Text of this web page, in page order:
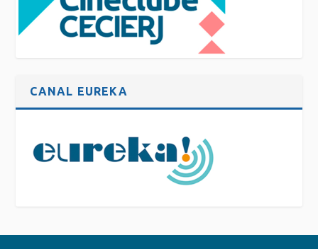
CANAL EUREKA